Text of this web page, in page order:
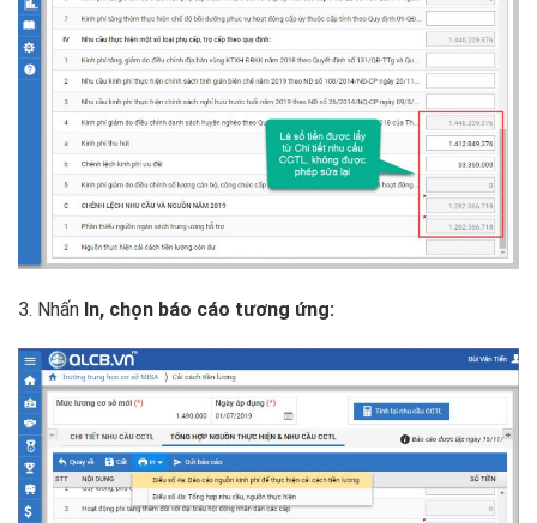
3. Nhấn In, chọn báo cáo tương ứng: